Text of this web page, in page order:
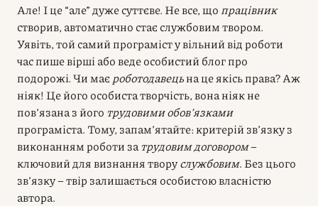
Але! І це “але” дуже суттєве. Не все, що працівник
створив, автоматично стає службовим твором.
Уявіть, той самий програміст у вільний від роботи
час пише вірші або веде особистий блог про
подорожі. Чи має роботодавецьна це якісь права? Аж
ніяк! Це його особиста творчість, вона ніяк не
пов’язана з його трудовими обов’язками
програміста. Тому, запам’ятайте: критерій зв’язку з
виконанням роботи за трудовим договором–
ключовий для визнання творуслужбовим. Без цього
зв’язку – твір залишається особистою власністю
автора.